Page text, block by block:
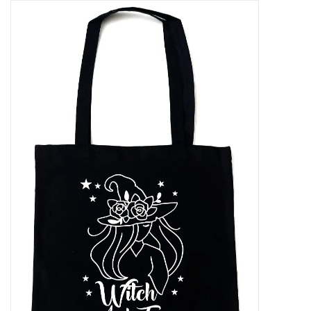
Haaraccesoires
Fashion
ON THE BEACH
Charmin*s
Ohlala Jewels
LIFESTYLE PRODUCTEN